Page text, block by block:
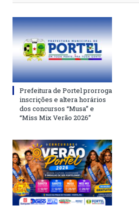
Prefeitura de Portel prorroga
inscrições e altera horários
dos concursos “Musa” e
“Miss Mix Verão 2026”